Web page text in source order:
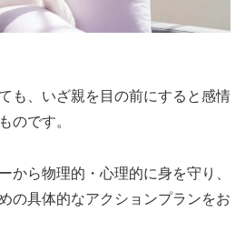
も、いざ親を目の前にすると感情
のです。
から物理的・心理的に身を守り、
の具体的なアクションプランをお